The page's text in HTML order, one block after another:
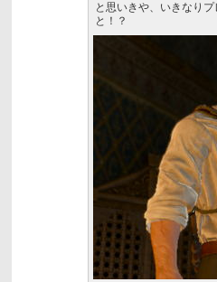
と思いきや、いきなり
と！？